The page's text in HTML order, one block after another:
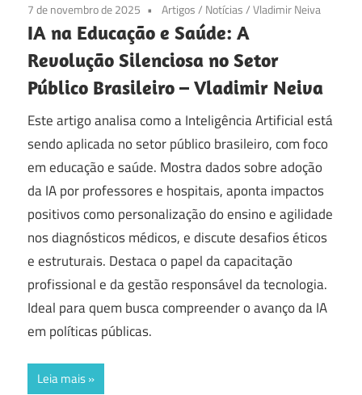
7 de novembro de 2025 Artigos/ Notícias/Vladimir Neiva
IA na Educação e Saúde: A
Revolução Silenciosa no Setor
Público Brasileiro – Vladimir Neiva
Este artigo analisa como a Inteligência Artificial está
sendo aplicada no setor público brasileiro, com foco
em educação e saúde. Mostra dados sobre adoção
da IA por professores e hospitais, aponta impactos
positivos como personalização do ensino e agilidade
nos diagnósticos médicos, e discute desafios éticos
e estruturais. Destaca o papel da capacitação
profissional e da gestão responsável da tecnologia.
Ideal para quem busca compreender o avanço da IA
em políticas públicas.
Leia mais